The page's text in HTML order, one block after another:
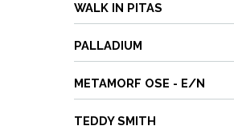
WALK IN PITAS
PALLADIUM
METAMORF OSE - E/N
TEDDY SMITH